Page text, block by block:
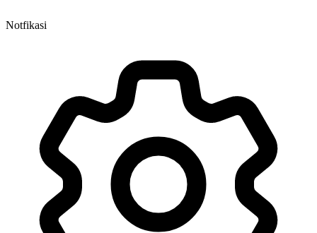
Notfikasi